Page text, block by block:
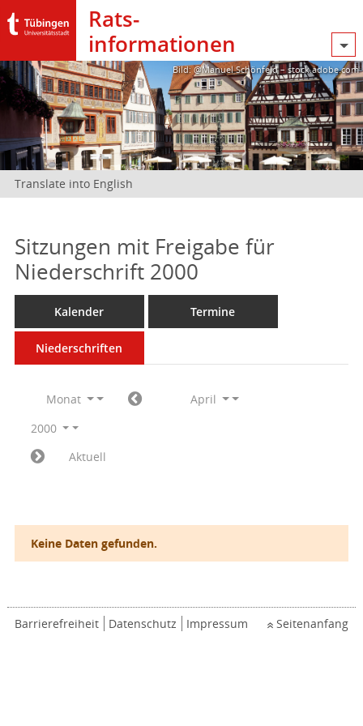
Rats­
informationen
Bild: @Manuel Schönfeld – stock.adobe.com
Translate into English
Sitzungen mit Freigabe für
Niederschrift 2000
Kalender Termine
Niederschriften
Monat
April
2000
Aktuell
Keine Daten gefunden.
Barrierefreiheit Datenschutz Impressum Seitenanfang